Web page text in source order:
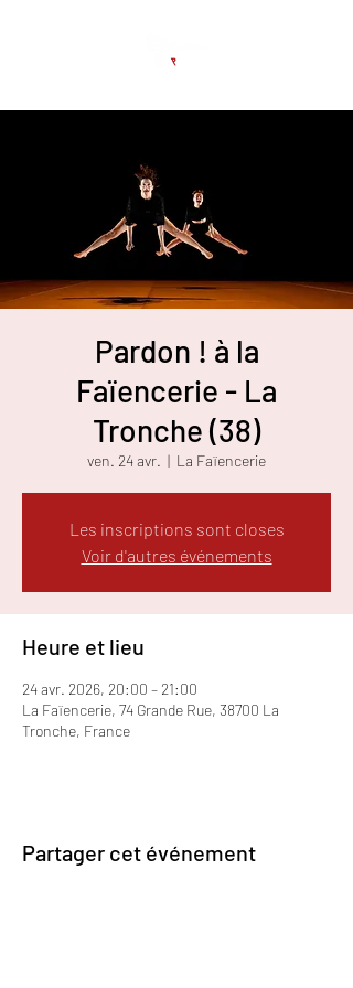
Pardon ! à la
Faïencerie - La
Tronche (38)
ven. 24 avr.
  |
La Faïencerie
Les inscriptions sont closes
Voir d'autres événements
Heure et lieu
24 avr. 2026, 20:00 – 21:00
La Faïencerie, 74 Grande Rue, 38700 La
Tronche, France
Partager cet événement